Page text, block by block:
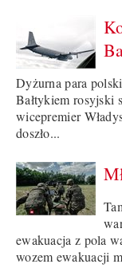
Dyżurna para
Bałtykiem rosyjski
wicepremier
doszło...
ewakuacja z pola
wozem ewakuacji